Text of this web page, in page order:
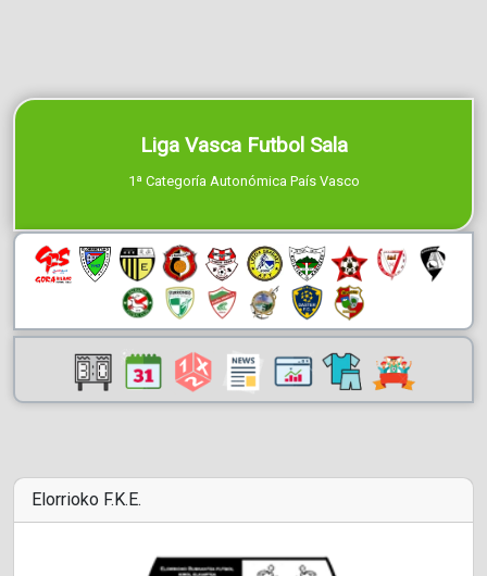
Liga Vasca Futbol Sala
1ª Categoría Autonómica País Vasco
Elorrioko F.K.E.